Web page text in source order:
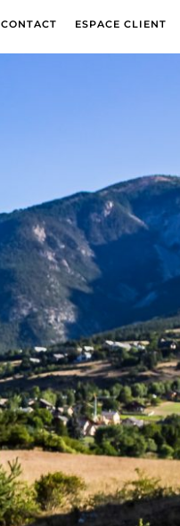
CONTACT ESPACE CLIENT